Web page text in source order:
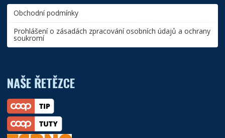
Obchodní podmínky
Prohlášení o zásadách zpracování osobních údajů a ochrany
soukromí
NAŠE ŘETĚZCE